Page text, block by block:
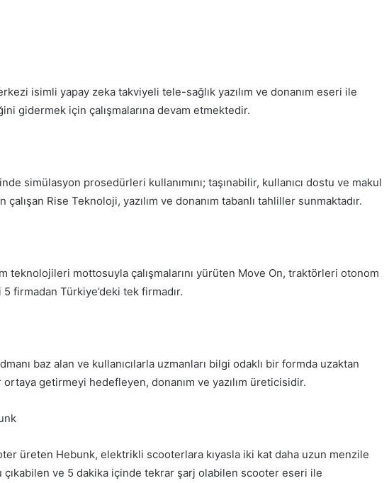
isimli yapay zeka takviyeli tele-sağlık yazılım ve donanım eseri ile
gidermek için çalışmalarına devam etmektedir.
simülasyon prosedürleri kullanımını; taşınabilir, kullanıcı dostu ve makul
Rise Teknoloji, yazılım ve donanım tabanlı tahliller sunmaktadır.
teknolojileri mottosuyla çalışmalarını yürüten Move On, traktörleri otonom
firmadan Türkiye’deki tek firmadır.
baz alan ve kullanıcılarla uzmanları bilgi odaklı bir formda uzaktan
getirmeyi hedefleyen, donanım ve yazılım üreticisidir.
üreten Hebunk, elektrikli scooterlara kıyasla iki kat daha uzun menzile
ve 5 dakika içinde tekrar şarj olabilen scooter eseri ile